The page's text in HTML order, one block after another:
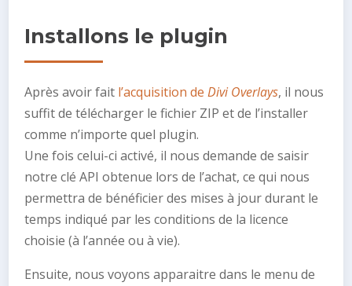
Installons le plugin
Après avoir fait l’acquisition deDivi Overlays, il nous
suffit de télécharger le fichier ZIP et de l’installer
comme n’importe quel plugin.
Une fois celui-ci activé, il nous demande de saisir
notre clé API obtenue lors de l’achat, ce qui nous
permettra de bénéficier des mises à jour durant le
temps indiqué par les conditions de la licence
choisie (à l’année ou à vie).
Ensuite, nous voyons apparaitre dans le menu de